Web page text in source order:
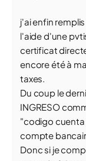
j'ai enfin
l'aide d'une
certificat
encore été à
taxes.
Du coup le
INGRESO
"codigo
compte
Donc si je